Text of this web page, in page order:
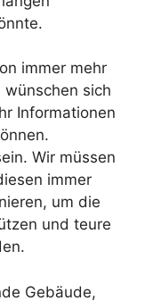
immer mehr
sich
Informationen
Wir müssen
immer
um die
und teure
Gebäude,